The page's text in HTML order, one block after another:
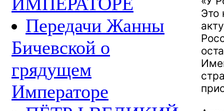
Передачи Жанны
Бичевской о
грядущем
Императоре
Это